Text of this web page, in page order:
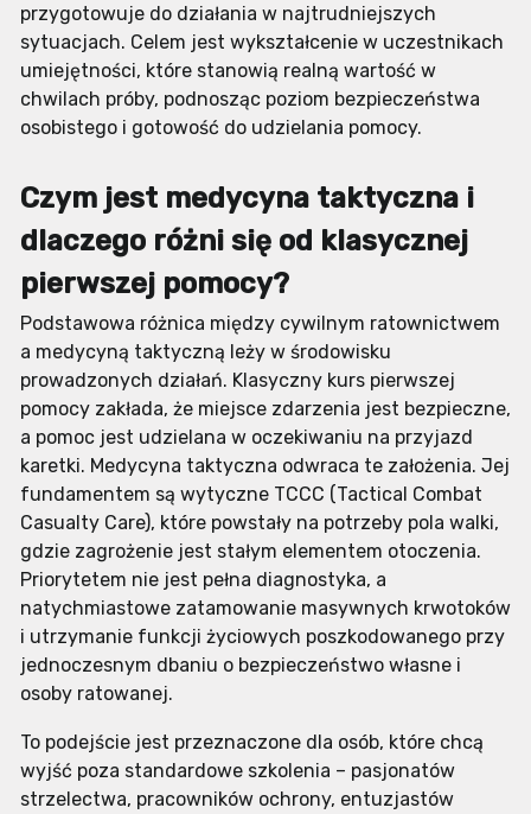
przygotowuje do działania w najtrudniejszych
sytuacjach. Celem jest wykształcenie w uczestnikach
umiejętności, które stanowią realną wartość w
chwilach próby, podnosząc poziom bezpieczeństwa
osobistego i gotowość do udzielania pomocy.
Czym jest medycyna taktyczna i
dlaczego różni się od klasycznej
pierwszej pomocy?
Podstawowa różnica między cywilnym ratownictwem
a medycyną taktyczną leży w środowisku
prowadzonych działań. Klasyczny kurs pierwszej
pomocy zakłada, że miejsce zdarzenia jest bezpieczne,
a pomoc jest udzielana w oczekiwaniu na przyjazd
karetki. Medycyna taktyczna odwraca te założenia. Jej
fundamentem są wytyczne TCCC (Tactical Combat
Casualty Care), które powstały na potrzeby pola walki,
gdzie zagrożenie jest stałym elementem otoczenia.
Priorytetem nie jest pełna diagnostyka, a
natychmiastowe zatamowanie masywnych krwotoków
i utrzymanie funkcji życiowych poszkodowanego przy
jednoczesnym dbaniu o bezpieczeństwo własne i
osoby ratowanej.
To podejście jest przeznaczone dla osób, które chcą
wyjść poza standardowe szkolenia – pasjonatów
strzelectwa, pracowników ochrony, entuzjastów